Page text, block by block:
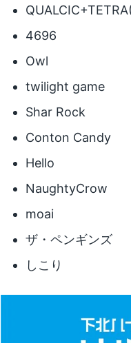
4696
Owl
twilight game
Shar Rock
Conton Candy
Hello
NaughtyCrow
moai
ザ・ペンギンズ
しこり